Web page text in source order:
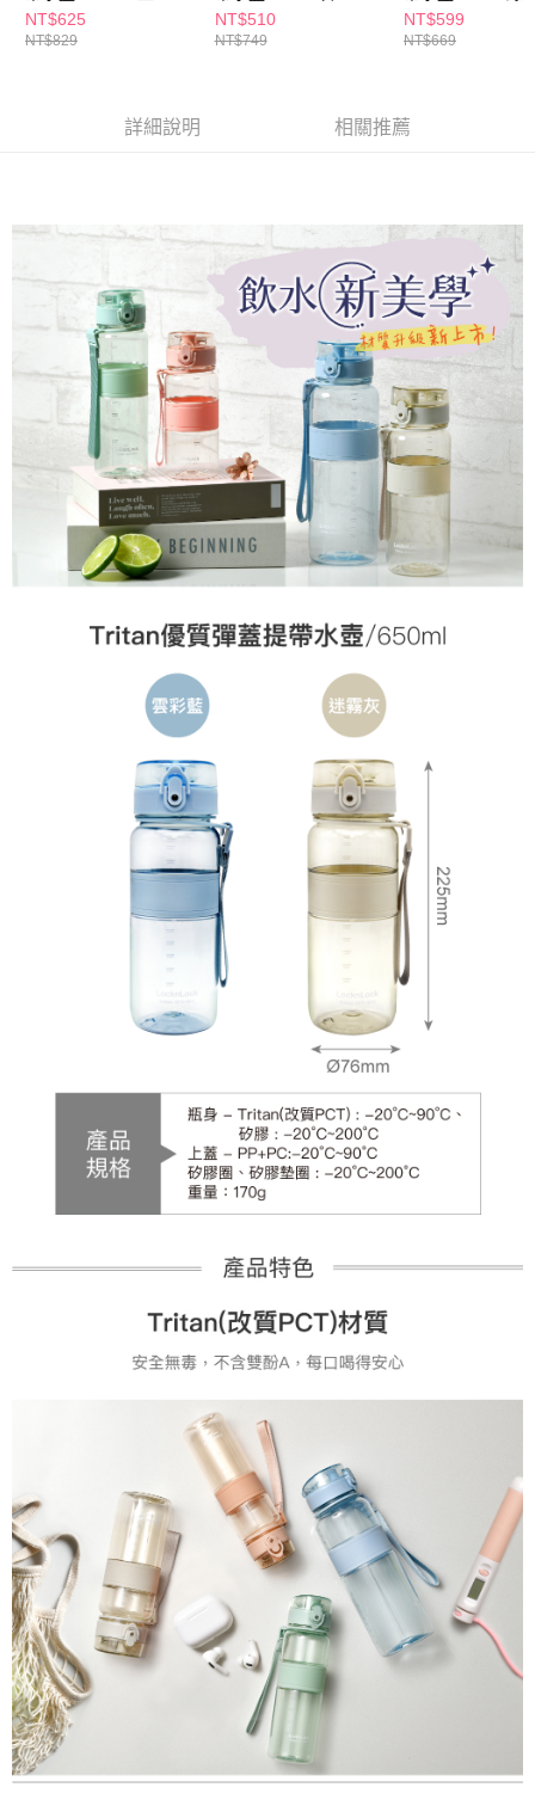
任。
４．使用「AFTEE先享後付」時，將依據個別帳號之用戶狀況，依本公司即
恩沛科技股份有限公司將有權停止該用戶之使用額度並採取法律行動。
每筆NT$100，滿NT$790(含以上)免運費
NT$625
NT$829
NT$510
NT$749
NT$599
NT$669
詳細說明 相關推薦